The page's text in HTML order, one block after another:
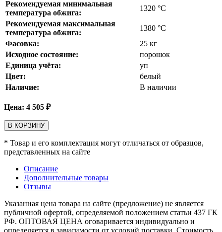
Рекомендуемая минимальная
температура обжига:
1320 °С
Рекомендуемая максимальная
температура обжига:
1380 °С
Фасовка:
25 кг
Исходное состояние:
порошок
Единица учёта:
уп
Цвет:
белый
Наличие:
В наличии
Цена: 4 505 ₽
В КОРЗИНУ
* Товар и его комплектация могут отличаться от образцов,
представленных на сайте
Описание
Дополнительные товары
Отзывы
Указанная цена товара на сайте (предложение) не является
публичной офертой, определяемой положением статьи 437 ГК
РФ. ОПТОВАЯ ЦЕНА оговаривается индивидуально и
определяется в зависимости от условий поставки. Стоимость